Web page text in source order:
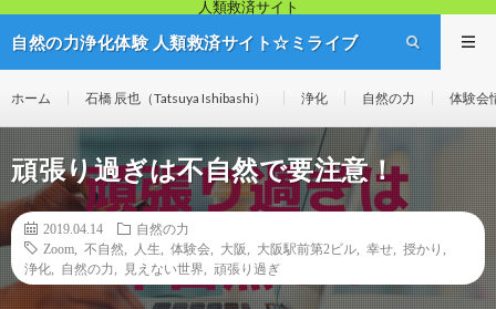
人類救済サイト
自然の力浄化体験 人類救済サイト☆ミライブ
ホーム 石橋 辰也（Tatsuya Ishibashi） 浄化 自然の力 体験会
頑張り過ぎは不自然で要注意！
2019.04.14
自然の力
Zoom
不自然 人生 体験会 大阪 大阪駅前第2ビル 幸せ 授かり
浄化
自然の力 見えない世界 頑張り過ぎ